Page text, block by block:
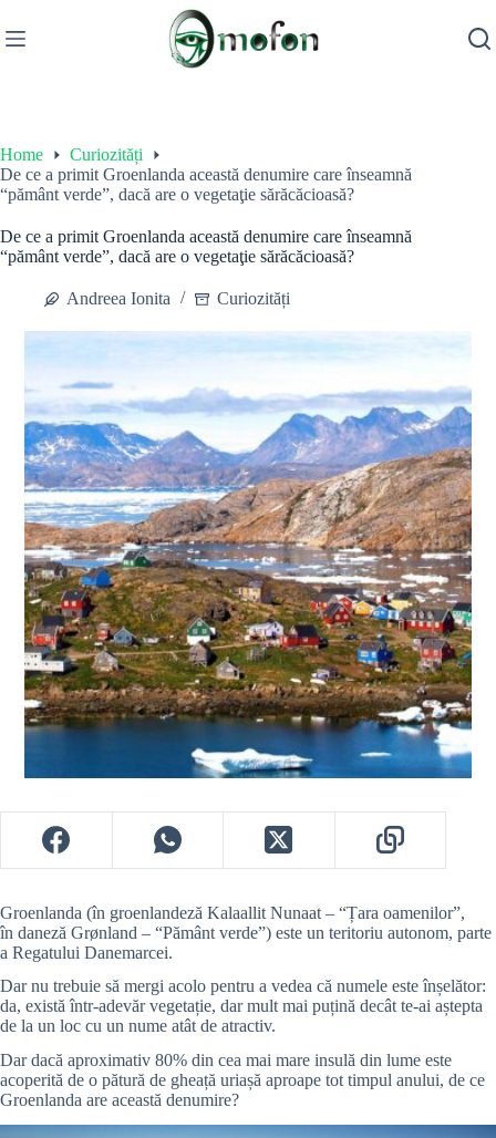
to
content
Home
Curiozități
De ce a primit Groenlanda această denumire care înseamnă
“pământ verde”, dacă are o vegetaţie sărăcăcioasă?
De ce a primit Groenlanda această denumire care înseamnă
“pământ verde”, dacă are o vegetaţie sărăcăcioasă?
Andreea Ionita Curiozități
Groenlanda (în groenlandeză Kalaallit Nunaat – “Țara oamenilor”,
în daneză Grønland – “Pământ verde”) este un teritoriu autonom, parte
a Regatului Danemarcei.
Dar nu trebuie să mergi acolo pentru a vedea că numele este înșelător:
da, există într-adevăr vegetație, dar mult mai puțină decât te-ai aștepta
de la un loc cu un nume atât de atractiv.
Dar dacă aproximativ 80% din cea mai mare insulă din lume este
acoperită de o pătură de gheață uriașă aproape tot timpul anului, de ce
Groenlanda are această denumire?